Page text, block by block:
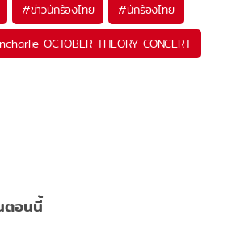
#ข่าวนักร้องไทย #นักร้องไทย
OCTOBER THEORY CONCERT
ตอนนี้